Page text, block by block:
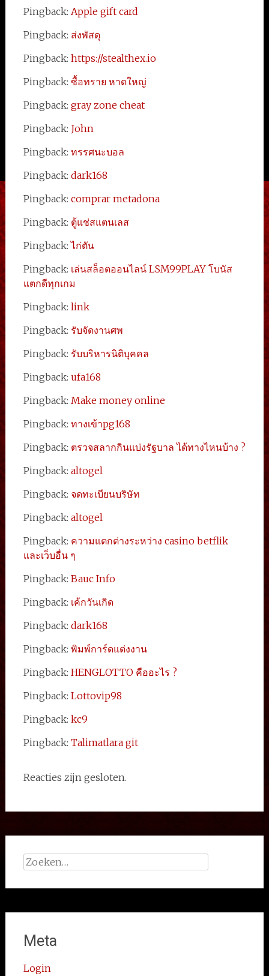
Pingback: Apple gift card
Pingback: ส่งพัสดุ
Pingback: https://stealthex.io
Pingback: ซื้อทราย หาดใหญ่
Pingback: gray zone cheat
Pingback: John
Pingback: ทรรศนะบอล
Pingback: dark168
Pingback: comprar metadona
Pingback: ตู้แช่สแตนเลส
Pingback:ไก่ตัน
Pingback: เล่นสล็อตออนไลน์ LSM99PLAY โบนัส
แตกดีทุกเกม
Pingback: link
Pingback: รับจัดงานศพ
Pingback: รับบริหารนิติบุคคล
Pingback: ufa168
Pingback: Make money online
Pingback: ทางเข้าpg168
Pingback: ตรวจสลากกินแบ่งรัฐบาล ได้ทางไหนบ้าง ?
Pingback: altogel
Pingback: จดทะเบียนบริษัท
Pingback: altogel
Pingback: ความแตกต่างระหว่าง casino betflik
และเว็บอื่น ๆ
Pingback: Bauc Info
Pingback: เค้กวันเกิด
Pingback: dark168
Pingback: พิมพ์การ์ดแต่งงาน
Pingback: HENGLOTTO คืออะไร ?
Pingback: Lottovip98
Pingback: kc9
Pingback: Talimatlara git
Reacties zijn gesloten.
Zoeken
Meta
Login